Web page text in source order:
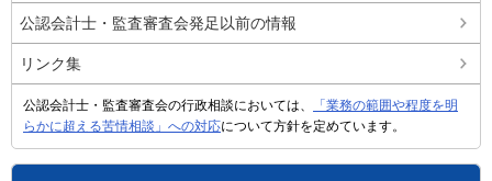
公認会計士・監査審査会発足以前の情報
リンク集
公認会計士・監査審査会の行政相談においては、
「業務の範囲や程度を明
らかに超える苦情相談」への対応について方針を定めています。